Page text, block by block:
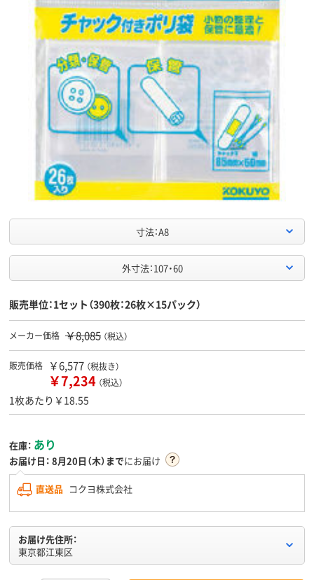
寸法：A8
外寸法：107・60
販売単位：1セット（390枚：26枚×15パック）
メーカー価格 ￥8,085 （税込）
販売価格 ￥6,577 （税抜き）
￥7,234 （税込）
1枚あたり￥18.55
在庫： あり
お届け日： 8月20日（木）までにお届け
直送品 コクヨ株式会社
お届け先住所：
東京都江東区